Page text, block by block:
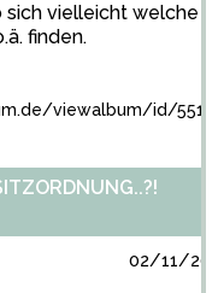
vielleicht welche
finden.
viewalbum/id/
02/11/